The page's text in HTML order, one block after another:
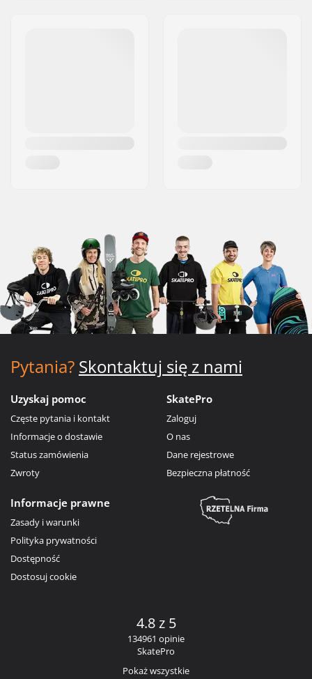
Pytania? Skontaktuj się z nami
Uzyskaj pomoc
Częste pytania i kontakt
Informacje o dostawie
Status zamówienia
Zwroty
SkatePro
Zaloguj
O nas
Dane rejestrowe
Bezpieczna płatność
Informacje prawne
Zasady i warunki
Polityka prywatności
Dostępność
Dostosuj cookie
4.8 z 5
134961 opinie
SkatePro
Pokaż wszystkie